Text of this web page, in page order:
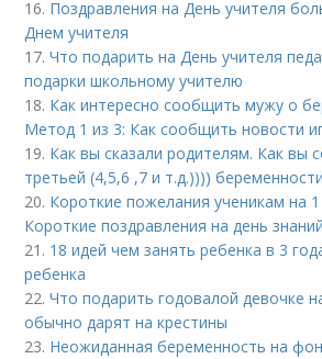
16. Поздравления на День учителя
Днем учителя
17.Что подарить на День учителя
подарки школьному учителю
18. Как интересно сообщить мужу о
Метод 1 из 3: Как сообщить новости
19. Как вы сказали родителям. Как вы
третьей (4,5,6 ,7 и т.д.))))
20. Короткие пожелания ученикам на 1
Короткие поздравления на день
21. 18 идей чем занять ребенка в 3
ребенка
22.Что подарить годовалой девочке
обычно дарят на крестины
23. Неожиданная беременность на